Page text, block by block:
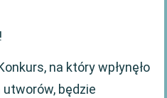
na który wpłynęło
będzie